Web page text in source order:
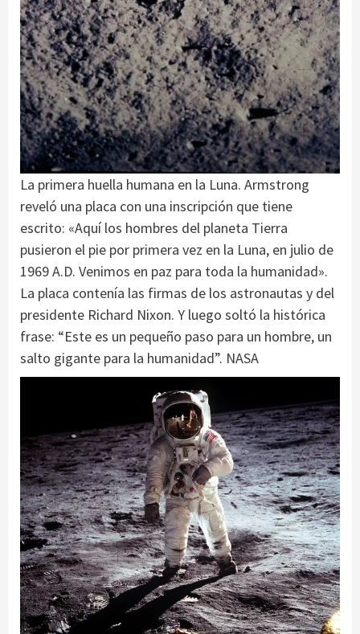
La primera huella humana en la Luna. Armstrong
reveló una placa con una inscripción que tiene
escrito: «Aquí los hombres del planeta Tierra
pusieron el pie por primera vez en la Luna, en julio de
1969 A.D. Venimos en paz para toda la humanidad».
La placa contenía las firmas de los astronautas y del
presidente Richard Nixon. Y luego soltó la histórica
frase: “Este es un pequeño paso para un hombre, un
salto gigante para la humanidad”. NASA